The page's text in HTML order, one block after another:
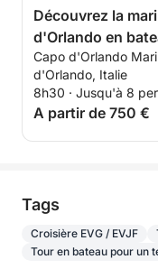
Découvrez la
d'Orlando en
pendant 8h30.
Capo d'Orlando
d'Orlando, Italie
8h30 · Jusqu'à 8
A partir de 750 €
Tags
Croisière EVG / EVJF
Tour en bateau pour un